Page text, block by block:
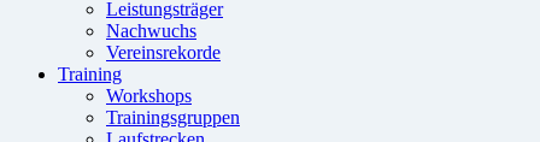
Leistungsträger
Nachwuchs
Vereinsrekorde
Training
Workshops
Trainingsgruppen